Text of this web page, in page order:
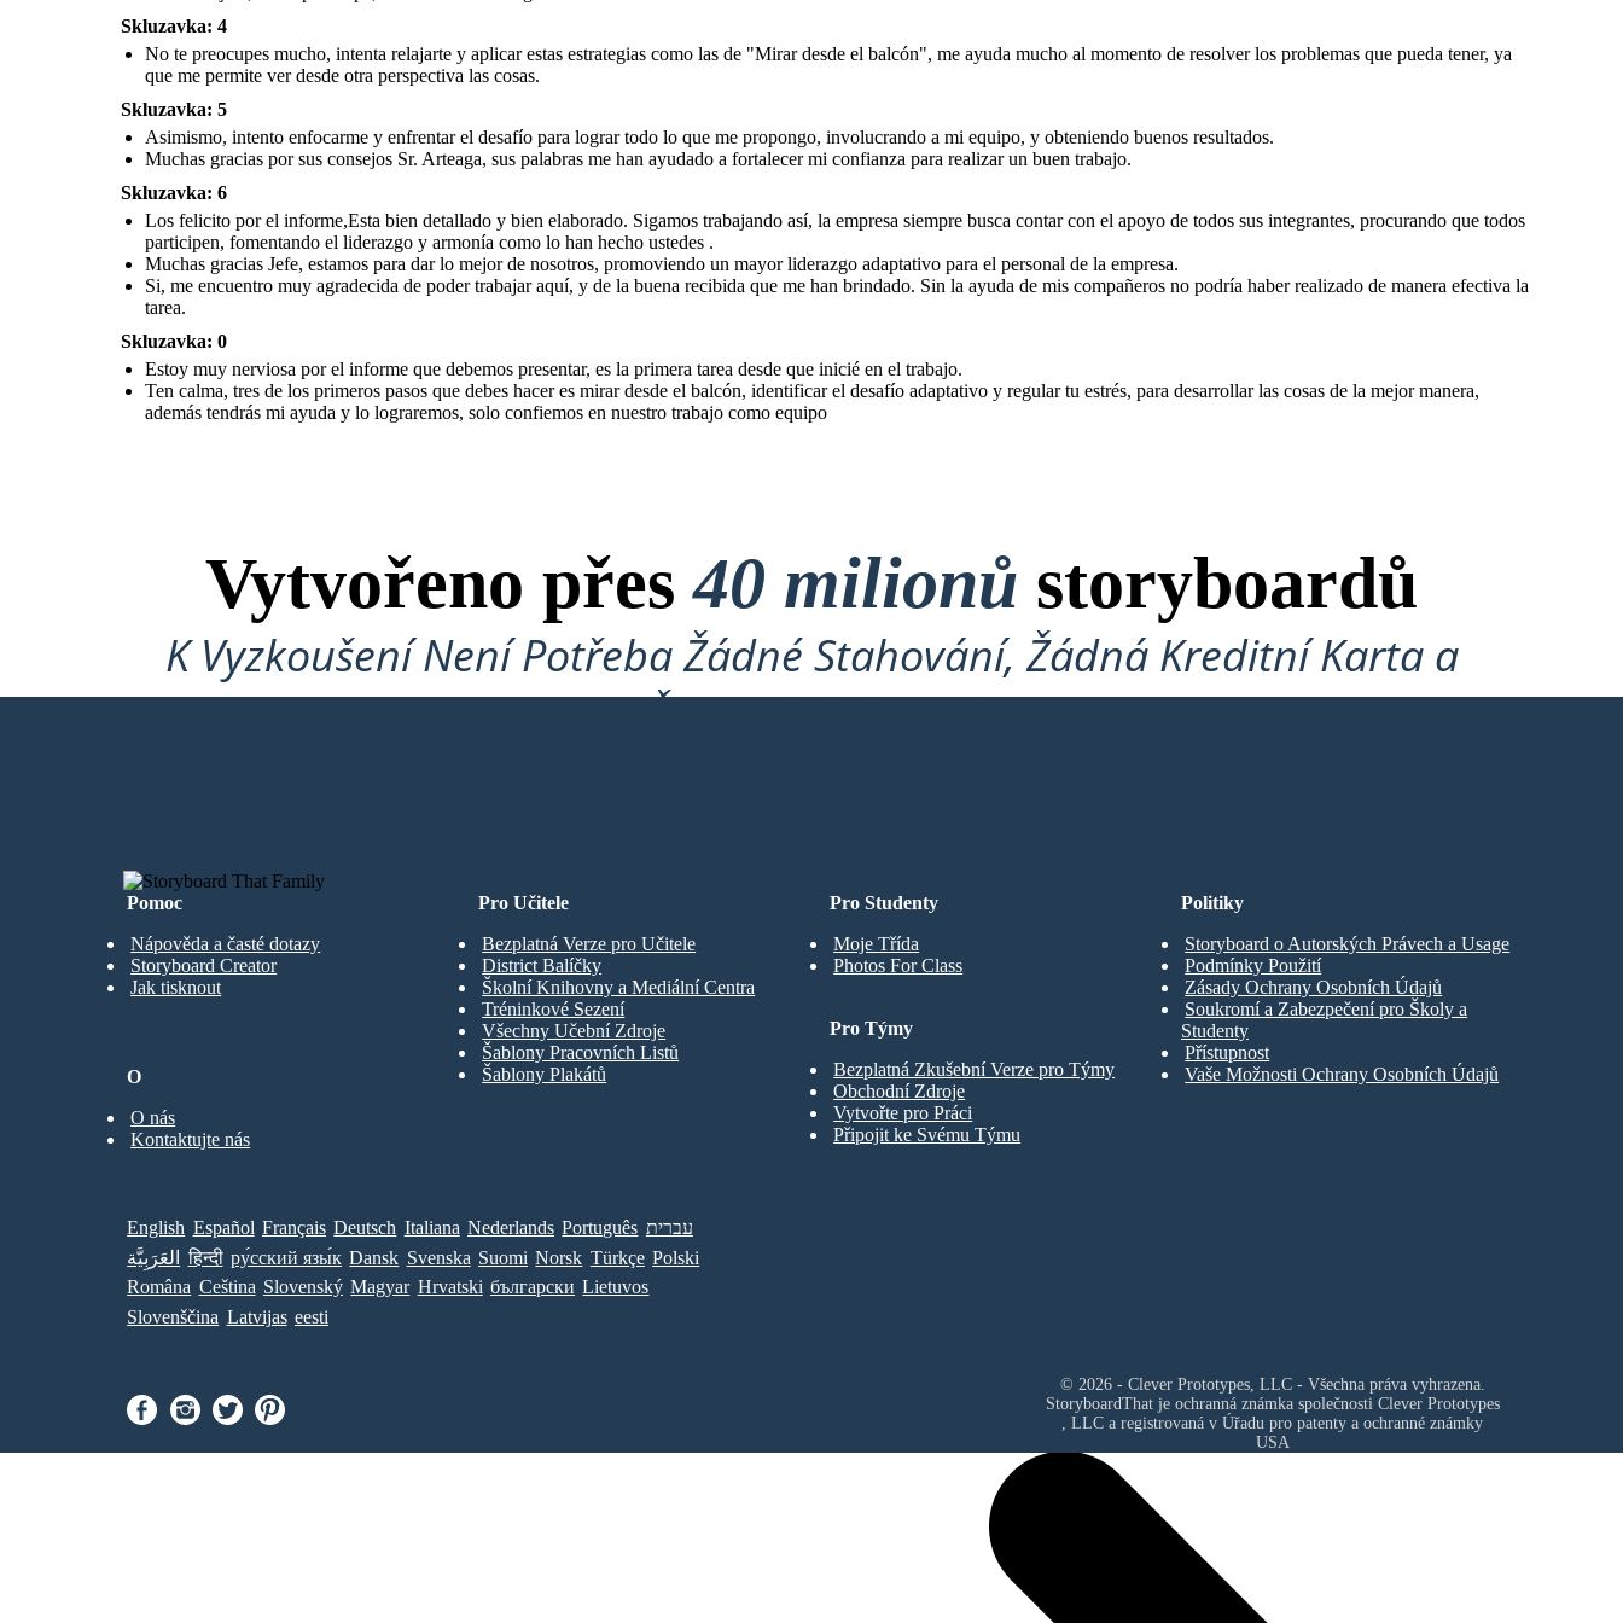
Los felicito por el informe,Esta bien detallado y bien elaborado.
Sigamos trabajando así, la empresa siempre busca contar con el
apoyo de todos sus integrantes, procurando que todos
participen, fomentando el liderazgo y armonía como lo han hecho
ustedes .
Muchas gracias Jefe,
estamos para dar lo
de poder trabajar aquí, y de la
buena recibida que me han
brindado. Sin la ayuda de mis
realizado de manera efectiva la
tarea.
Skluzavka: 4
No te preocupes mucho, intenta relajarte y aplicar estas estrategias como las de "Mirar desde el balcón", me ayuda mucho al momento de resolver los problemas que pueda tener, ya
que me permite ver desde otra perspectiva las cosas.
Skluzavka: 5
Asimismo, intento enfocarme y enfrentar el desafío para lograr todo lo que me propongo, involucrando a mi equipo, y obteniendo buenos resultados.
Muchas gracias por sus consejos Sr. Arteaga, sus palabras me han ayudado a fortalecer mi confianza para realizar un buen trabajo.
Skluzavka: 6
Los felicito por el informe,Esta bien detallado y bien elaborado. Sigamos trabajando así, la empresa siempre busca contar con el apoyo de todos sus integrantes, procurando que todos
participen, fomentando el liderazgo y armonía como lo han hecho ustedes .
Muchas gracias Jefe, estamos para dar lo mejor de nosotros, promoviendo un mayor liderazgo adaptativo para el personal de la empresa.
Si, me encuentro muy agradecida de poder trabajar aquí, y de la buena recibida que me han brindado. Sin la ayuda de mis compañeros no podría haber realizado de manera efectiva la
tarea.
Skluzavka: 0
Estoy muy nerviosa por el informe que debemos presentar, es la primera tarea desde que inicié en el trabajo.
Ten calma, tres de los primeros pasos que debes hacer es mirar desde el balcón, identificar el desafío adaptativo y regular tu estrés, para desarrollar las cosas de la mejor manera,
además tendrás mi ayuda y lo lograremos, solo confiemos en nuestro trabajo como equipo
Vytvořeno přes40 milionů storyboardů
K Vyzkoušení Není Potřeba Žádné Stahování, Žádná Kreditní Karta a
Žádné Přihlášení!
Pomoc
Nápověda a časté dotazy
Storyboard Creator
Jak tisknout
Pro Studenty
Moje Třída
Photos For Class
Pro Učitele
Bezplatná Verze pro Učitele
District Balíčky
Školní Knihovny a Mediální Centra
Tréninkové Sezení
Všechny Učební Zdroje
Šablony Pracovních Listů
Šablony Plakátů
Pro Týmy
Bezplatná Zkušební Verze pro Týmy
Obchodní Zdroje
Vytvořte pro Práci
Připojit ke Svému Týmu
O
O nás
Kontaktujte nás
Politiky
Storyboard o Autorských Právech a Usage
Podmínky Použití
Zásady Ochrany Osobních Údajů
Soukromí a Zabezpečení pro Školy a
Studenty
Přístupnost
Vaše Možnosti Ochrany Osobních Údajů
English Español Français Deutsch Italiana Nederlands Português עברית
العَرَبِيَّة
हिन्दी ру́сский язы́к Dansk Svenska Suomi Norsk Türkçe Polski
Româna Ceština Slovenský Magyar Hrvatski български Lietuvos
Slovenščina Latvijas eesti
© 2026 - Clever Prototypes, LLC - Všechna práva vyhrazena.
StoryboardThat je ochranná známka společnosti Clever Prototypes
, LLC a registrovaná v Úřadu pro patenty a ochranné známky
USA